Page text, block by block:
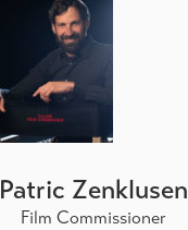
Patric Zenklusen
Film Commissioner